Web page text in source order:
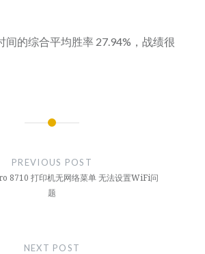
间的综合平均胜率 27.94%，战绩很
PREVIOUS POST
8710 打印机无网络菜单 无法设置WiFi问
题
NEXT POST